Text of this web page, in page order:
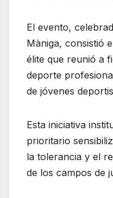
El evento,
Màniga, consistió
élite que reunió a
deporte
de jóvenes
Esta iniciativa
prioritario
la tolerancia y el
de los campos de